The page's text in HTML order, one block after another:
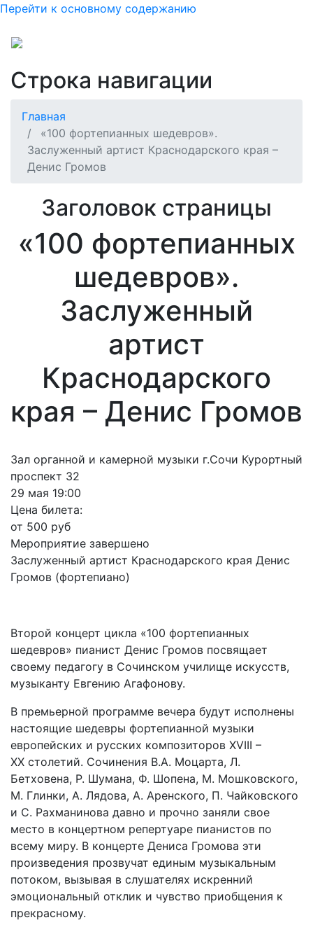
Перейти к основному содержанию
Строка навигации
Главная
«100 фортепианных шедевров».
Заслуженный артист Краснодарского края –
Денис Громов
Заголовок страницы
«100 фортепианных
шедевров».
Заслуженный
артист
Краснодарского
края – Денис Громов
Зал органной и камерной музыки г.Сочи Курортный
проспект 32
29 мая 19:00
Цена билета:
от 500 руб
Мероприятие завершено
Заслуженный артист Краснодарского края Денис
Громов (фортепиано)
Второй концерт цикла «100 фортепианных
шедевров» пианист Денис Громов посвящает
своему педагогу в Сочинском училище искусств,
музыканту Евгению Агафонову.
В премьерной программе вечера будут исполнены
настоящие шедевры фортепианной музыки
европейских и русских композиторов XVIII –
XX столетий. Сочинения В.А. Моцарта, Л.
Бетховена, Р. Шумана, Ф. Шопена, М. Мошковского,
М. Глинки, А. Лядова, А. Аренского, П. Чайковского
и С. Рахманинова давно и прочно заняли свое
место в концертном репертуаре пианистов по
всему миру. В концерте Дениса Громова эти
произведения прозвучат единым музыкальным
потоком, вызывая в слушателях искренний
эмоциональный отклик и чувство приобщения к
прекрасному.